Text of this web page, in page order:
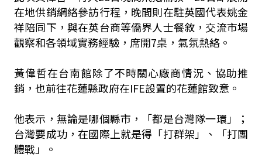
在地供銷網絡參訪行程，晚間則在駐英國代表姚金
祥陪同下，與在英台商等僑界人士餐敘，交流市場
觀察和各領域實務經驗，席開7桌，氣氛熱絡。
黃偉哲在台南館除了不時關心廠商情況、協助推
銷，也前往花蓮縣政府在IFE設置的花蓮館致意。
他表示，無論是哪個縣市，「都是台灣隊一環」；
台灣要成功，在國際上就是得「打群架」、「打團
體戰」。